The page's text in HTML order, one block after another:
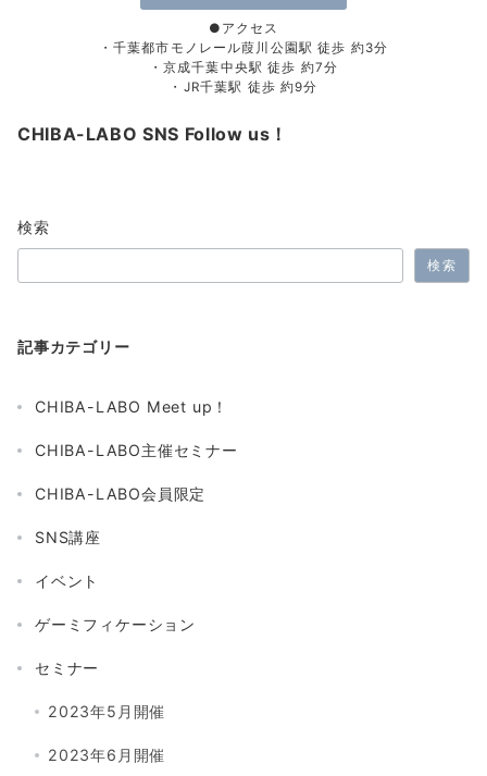
●アクセス
・千葉都市モノレール葭川公園駅 徒歩 約3分
・京成千葉中央駅 徒歩 約7分
・JR千葉駅 徒歩 約9分
CHIBA-LABO SNS Follow us！
検索
検索
記事カテゴリー
CHIBA-LABO Meet up！
CHIBA-LABO主催セミナー
CHIBA-LABO会員限定
SNS講座
イベント
ゲーミフィケーション
セミナー
2023年5月開催
2023年6月開催